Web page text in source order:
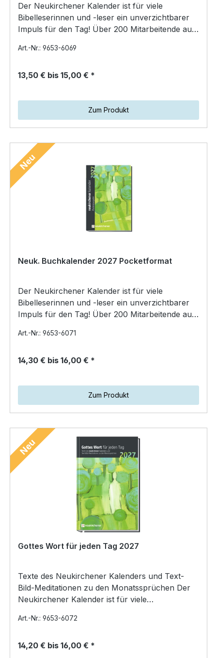
Der Neukirchener Kalender ist für viele
Bibelleserinnen und -leser ein unverzichtbarer
Impuls für den Tag! Über 200 Mitarbeitende aus
Art.-Nr.: 9653-6069
13,50 € bis 15,00 € *
Zum Produkt
Neu
Neuk. Buchkalender 2027 Pocketformat
Der Neukirchener Kalender ist für viele
Bibelleserinnen und -leser ein unverzichtbarer
Impuls für den Tag! Über 200 Mitarbeitende aus
Art.-Nr.: 9653-6071
14,30 € bis 16,00 € *
Zum Produkt
Neu
Gottes Wort für jeden Tag 2027
Texte des Neukirchener Kalenders und Text-
Bild-Meditationen zu den Monatssprüchen Der
Neukirchener Kalender ist für viele
Art.-Nr.: 9653-6072
14,20 € bis 16,00 € *